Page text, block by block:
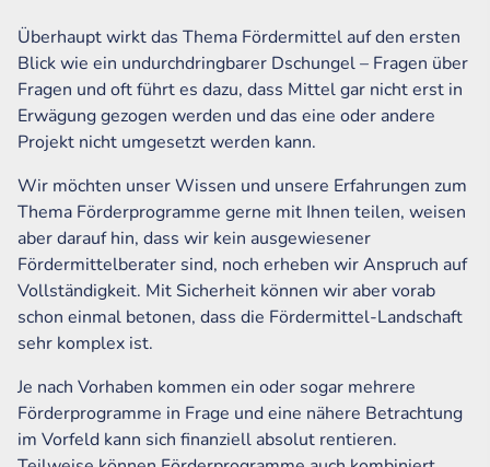
Überhaupt wirkt das Thema Fördermittel auf den ersten
Blick wie ein undurchdringbarer Dschungel – Fragen über
Fragen und oft führt es dazu, dass Mittel gar nicht erst in
Erwägung gezogen werden und das eine oder andere
Projekt nicht umgesetzt werden kann.
Wir möchten unser Wissen und unsere Erfahrungen zum
Thema Förderprogramme gerne mit Ihnen teilen, weisen
aber darauf hin, dass wir kein ausgewiesener
Fördermittelberater sind, noch erheben wir Anspruch auf
Vollständigkeit. Mit Sicherheit können wir aber vorab
schon einmal betonen, dass die Fördermittel-Landschaft
sehr komplex ist.
Je nach Vorhaben kommen ein oder sogar mehrere
Förderprogramme in Frage und eine nähere Betrachtung
im Vorfeld kann sich finanziell absolut rentieren.